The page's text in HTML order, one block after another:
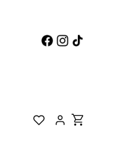
Produkty w